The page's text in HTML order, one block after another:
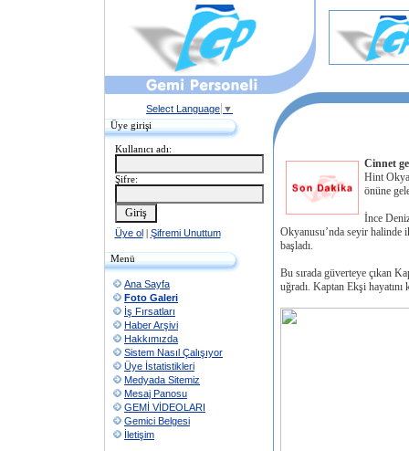
Select Language ▼
Üye girişi
Kullanıcı adı:
Şifre:
Üye ol| Şifremi Unuttum
Menü
Ana Sayfa
Foto Galeri
İş Fırsatları
Haber Arşivi
Hakkımızda
Sistem Nasıl Çalışıyor
Üye İstatistikleri
Medyada Sitemiz
Mesaj Panosu
GEMİ VİDEOLARI
Gemici Belgesi
İletişim
Cinnet
Hint
önüne
İnce
Okyanusu’nda seyir halinde
başladı.
Bu sırada güverteye çıkan
uğradı. Kaptan Ekşi